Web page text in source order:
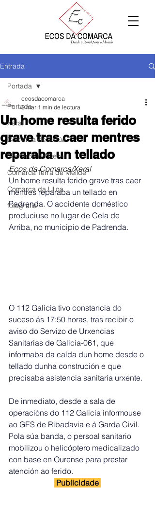
Entrada
Portada
Xeral
Comarca de Arzúa
Comarca de Deza
Comarca Terra de Melide
Comarca da Ulloa
fotografía
Portada
Un home resulta ferido
grave tras caer mentres
reparaba un tellado
ecosdacomarca
3 mar 1 min de lectura
Ecos da Comarca/Xeral
Un home resulta ferido grave tras caer
mentres reparaba un tellado en
Padrenda. O accidente doméstico
produciuse no lugar de Cela de
Arriba, no municipio de Padrenda.
O 112 Galicia tivo constancia do
suceso ás 17:50 horas, tras recibir o
aviso do Servizo de Urxencias
Sanitarias de Galicia-061, que
informaba da caída dun home desde o
tellado dunha construción e que
precisaba asistencia sanitaria urxente.
De inmediato, desde a sala de
operacións do 112 Galicia informouse
ao GES de Ribadavia e á Garda Civil.
Pola súa banda, o persoal sanitario
mobilizou o helicóptero medicalizado
con base en Ourense para prestar
atención ao ferido.
Publicidade